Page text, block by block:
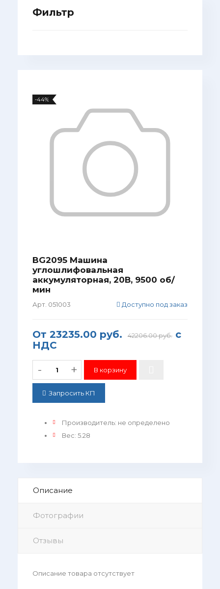
Фильтр
-44%
BG2095 Машина
углошлифовальная
аккумуляторная, 20В, 9500 об/
мин
Арт. 051003 Доступно под заказ
От 23235.00 руб. 42206.00 руб.с
НДС
- +
Запросить КП
Производитель: не определено
Вес: 5.28
Описание
Фотографии
Отзывы
Описание товара отсутствует